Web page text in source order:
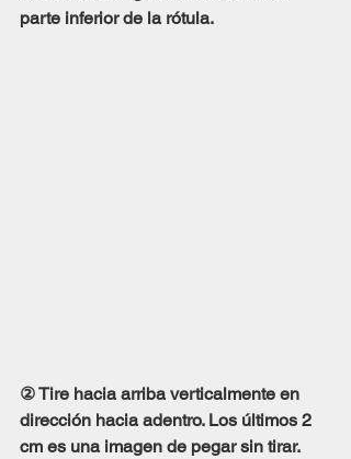
parte inferior de la rótula.
② Tire hacia arriba verticalmente en
dirección hacia adentro. Los últimos 2
cm es una imagen de pegar sin tirar.